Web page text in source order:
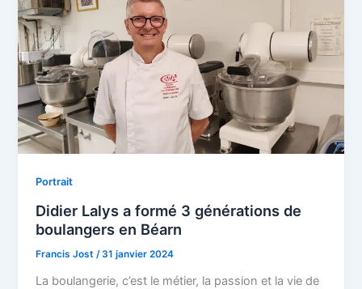
Portrait
Didier Lalys a formé 3 générations de
boulangers en Béarn
Francis Jost/31 janvier 2024
La boulangerie, c’est le métier, la passion et la vie de